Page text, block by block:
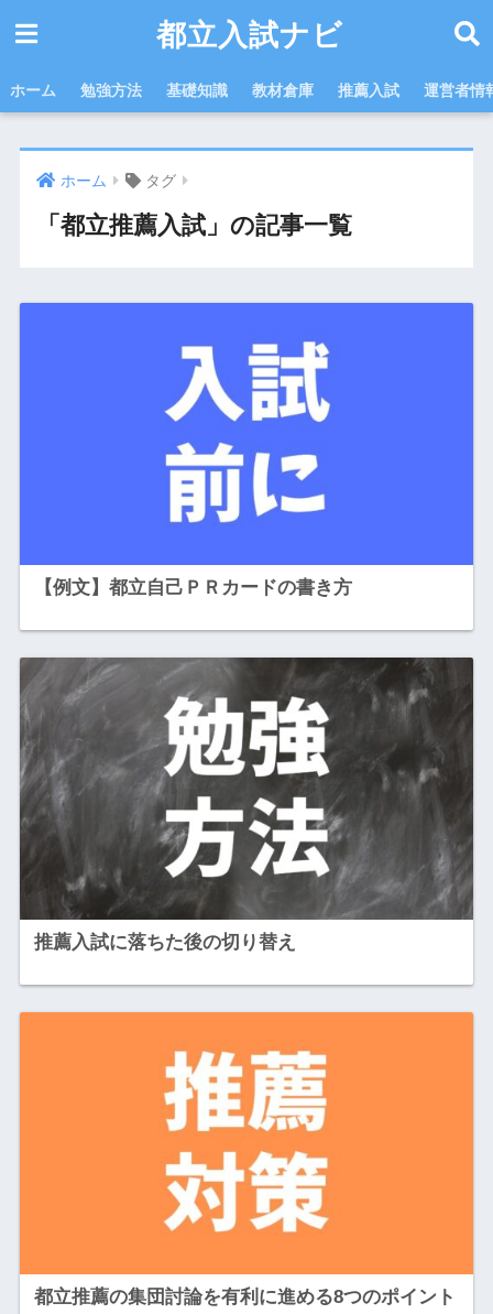
都立入試ナビ
ホーム 勉強方法 基礎知識 教材倉庫 推薦入試 運営者情
ホーム タグ
「都立推薦入試」の記事一覧
【例文】都立自己ＰＲカードの書き方
推薦入試に落ちた後の切り替え
都立推薦の集団討論を有利に進める8つのポイント